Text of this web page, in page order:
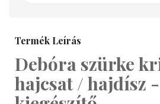
Termék Leírás
Debóra szürke
hajcsat / hajdísz